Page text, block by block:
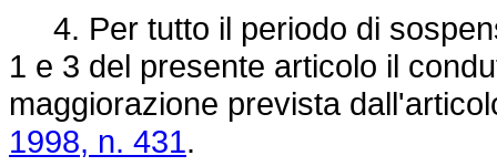
4. Per tutto il periodo di
1 e 3 del presente articolo il
maggiorazione prevista
1998, n. 431.